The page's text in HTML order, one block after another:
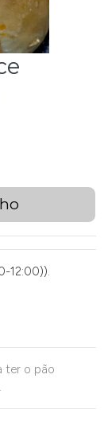
12:00)).
ter o pão